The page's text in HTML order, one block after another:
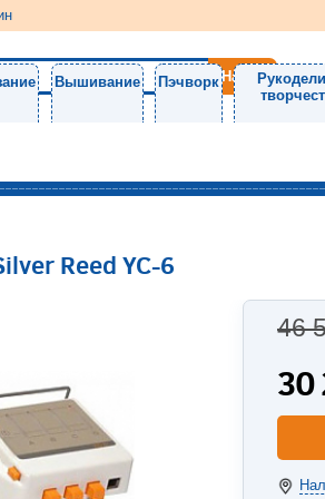
Вышивание Пэчворк
Reed YC-6
46
30